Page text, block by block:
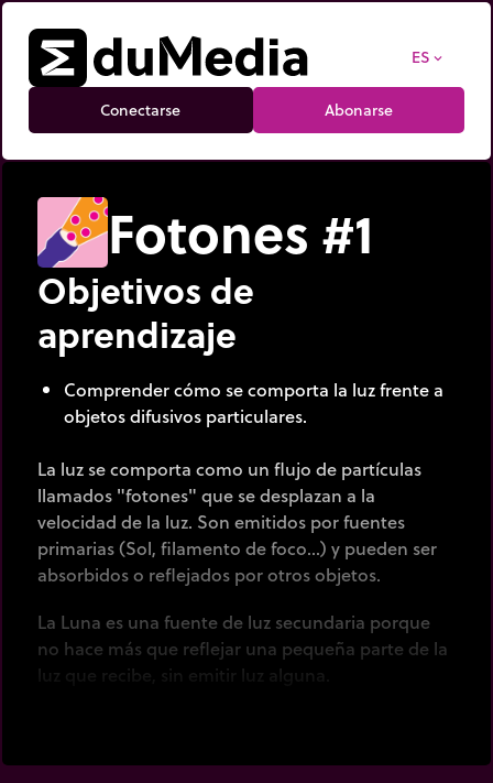
ES expand_more
Conectarse Abonarse
Fotones #1
Objetivos de
aprendizaje
Comprender cómo se comporta la luz frente a
objetos difusivos particulares.
La luz se comporta como un flujo de partículas
llamados "fotones" que se desplazan a la
velocidad de la luz. Son emitidos por fuentes
primarias (Sol, filamento de foco...) y pueden ser
absorbidos o reflejados por otros objetos.
La Luna es una fuente de luz secundaria porque
no hace más que reflejar una pequeña parte de la
luz que recibe, sin emitir luz alguna.